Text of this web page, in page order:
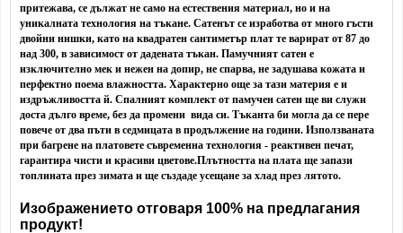
притежава, се дължат не само на естествения материал, но и на
уникалната технология на тъкане. Сатенът се изработва от много гъсти
двойни нишки, като на квадратен сантиметър плат те варират от 87 до
над 300, в зависимост от дадената тъкан. Памучният сатен е
изключително мек и нежен на допир, не спарва, не задушава кожата и
перфектно поема влажността. Характерно още за тази материя е и
издръжливостта й. Спалният комплект от памучен сатен ще ви служи
доста дълго време, без да промени вида си. Тъканта би могла да се пере
повече от два пъти в седмицата в продължение на години. Използваната
при багрене на платовете съвременна технология - реактивен печат,
гарантира чисти и красиви цветове.Плътността на плата ще запази
топлината през зимата и ще създаде усещане за хлад през лятото.
Изображението отговаря 100% на предлагания
продукт!